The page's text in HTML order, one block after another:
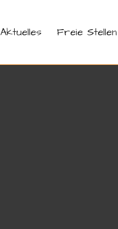
Aktuelles Freie Stellen